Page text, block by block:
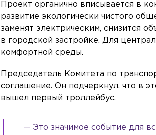
Проект органично вписывается в
развитие экологически чистого
заменят электрическим, снизится
в городской застройке. Для
комфортной среды.
Председатель Комитета по
соглашение. Он подчеркнул, что в
вышел первый троллейбус.
— Это значимое событие для